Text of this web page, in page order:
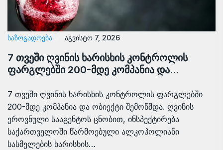
ᲡᲐᲖᲝᲒᲐᲓᲝᲔᲑᲐ აგვისტო 7, 2026
7 თვეში ღვინის ხარისხის კონტროლის
ფარგლებში 200-მდე კომპანია და…
7 თვეში ღვინის ხარისხის კონტროლის ფარგლებში
200-მდე კომპანია და ობიექტი შემოწმდა. ღვინის
ეროვნული სააგენტოს ცნობით, ინსპექტირება
საქართველოში წარმოებული ალკოჰოლიანი
სასმელების ხარისხის…